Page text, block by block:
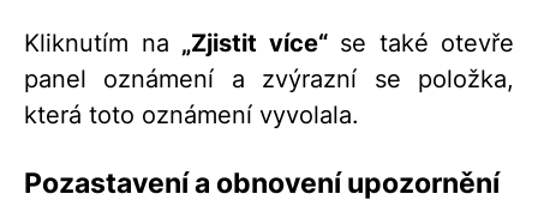
Kliknutím na „Zjistit více“se také otevře
panel oznámení a zvýrazní se položka,
která toto oznámení vyvolala.
Pozastavení a obnovení upozornění